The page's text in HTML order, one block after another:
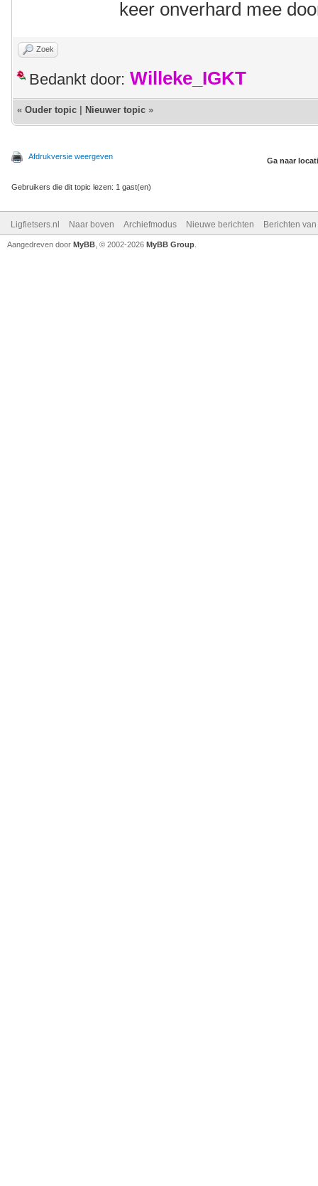
keer onverhard mee
Zoek
Bedankt door: Willeke_IGKT
« Ouder topic Nieuwer topic »
Afdrukversie weergeven Ga naar
Gebruikers die dit topic lezen: 1 gast(en)
Ligfietsers.nl Naar boven Archiefmodus Nieuwe berichten Berichten
Aangedreven door MyBB , © 2002-2026 MyBB Group